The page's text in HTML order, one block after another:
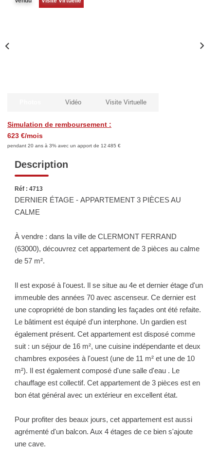
Dossier De Candidature
Nos Agences
Nous Rejoindre
Nos Actualités Immo
Nous Contacter
ESPACE CLIENT
Espace Client Saint-Flour (VDS Immobilier)
Espace Dossier Location
Simulation de remboursement :
623 €/mois
pendant 20 ans à 3% avec un apport de 12 485 €
Vidéo Visite Virtuelle
Description
Réf : 4713
DERNIER ÉTAGE - APPARTEMENT 3 PIÈCES AU
CALME
À vendre : dans la ville de CLERMONT FERRAND
(63000), découvrez cet appartement de 3 pièces au calme
de 57 m².
Il est exposé à l'ouest. Il se situe au 4e et dernier étage d'un
immeuble des années 70 avec ascenseur. Ce dernier est
une copropriété de bon standing les façades ont été refaite.
Le bâtiment est équipé d'un interphone. Un gardien est
également présent. Cet appartement est disposé comme
suit : un séjour de 16 m², une cuisine indépendante et deux
chambres exposées à l'ouest (une de 11 m² et une de 10
m²). Il est également composé d'une salle d'eau . Le
chauffage est collectif. Cet appartement de 3 pièces est en
bon état général avec un extérieur en excellent état.
Pour profiter des beaux jours, cet appartement est aussi
agrémenté d'un balcon. Aux 4 étages de ce bien s'ajoute
une cave.